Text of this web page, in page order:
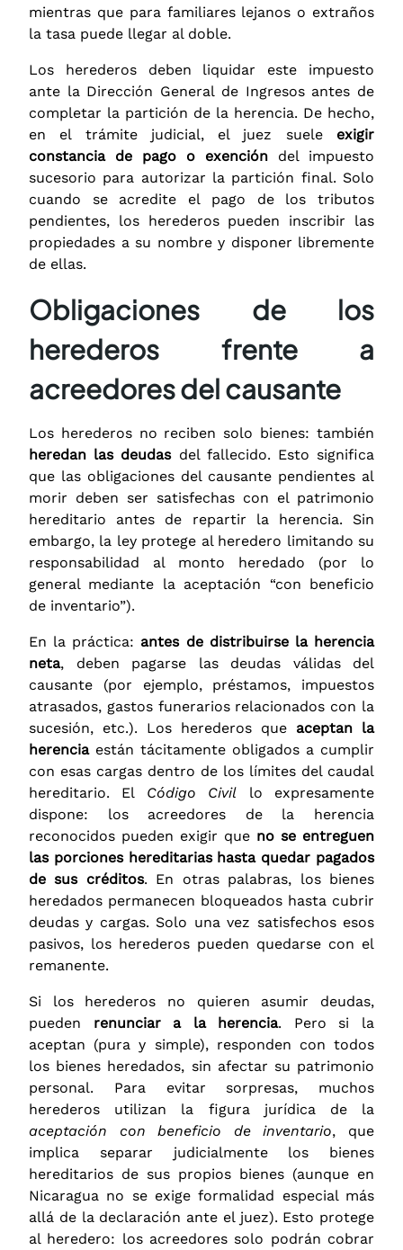
mientras que para familiares lejanos o extraños
la tasa puede llegar al doble.
Los herederos deben liquidar este impuesto
ante la Dirección General de Ingresos antes de
completar la partición de la herencia. De hecho,
en el trámite judicial, el juez suele exigir
constancia de pago o exención del impuesto
sucesorio para autorizar la partición final. Solo
cuando se acredite el pago de los tributos
pendientes, los herederos pueden inscribir las
propiedades a su nombre y disponer libremente
de ellas.
Obligaciones de los
herederos frente a
acreedores del causante
Los herederos no reciben solo bienes: también
heredan las deudasdel fallecido. Esto significa
que las obligaciones del causante pendientes al
morir deben ser satisfechas con el patrimonio
hereditario antes de repartir la herencia. Sin
embargo, la ley protege al heredero limitando su
responsabilidad al monto heredado (por lo
general mediante la aceptación “con beneficio
de inventario”).
En la práctica: antes de distribuirse la herencia
neta, deben pagarse las deudas válidas del
causante (por ejemplo, préstamos, impuestos
atrasados, gastos funerarios relacionados con la
sucesión, etc.). Los herederos que aceptan la
herenciaestán tácitamente obligados a cumplir
con esas cargas dentro de los límites del caudal
hereditario. El Código Civil lo expresamente
dispone: los acreedores de la herencia
reconocidos pueden exigir que no se entreguen
las porciones hereditarias hasta quedar pagados
de sus créditos. En otras palabras, los bienes
heredados permanecen bloqueados hasta cubrir
deudas y cargas. Solo una vez satisfechos esos
pasivos, los herederos pueden quedarse con el
remanente.
Si los herederos no quieren asumir deudas,
pueden renunciar a la herencia. Pero si la
aceptan (pura y simple), responden con todos
los bienes heredados, sin afectar su patrimonio
personal. Para evitar sorpresas, muchos
herederos utilizan la figura jurídica de la
aceptación con beneficio de inventario, que
implica separar judicialmente los bienes
hereditarios de sus propios bienes (aunque en
Nicaragua no se exige formalidad especial más
allá de la declaración ante el juez). Esto protege
al heredero: los acreedores solo podrán cobrar